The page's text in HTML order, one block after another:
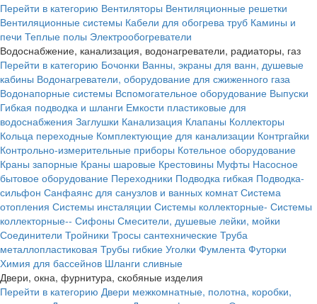
Перейти в категорию Вентиляторы Вентиляционные решетки
Вентиляционные системы Кабели для обогрева труб Камины и
печи Теплые полы Электрообогреватели
Водоснабжение, канализация, водонагреватели, радиаторы, газ
Перейти в категорию Бочонки Ванны, экраны для ванн, душевые
кабины Водонагреватели, оборудование для сжиженного газа
Водонапорные системы Вспомогательное оборудование Выпуски
Гибкая подводка и шланги Емкости пластиковые для
водоснабжения Заглушки Канализация Клапаны Коллекторы
Кольца переходные Комплектующие для канализации Контргайки
Контрольно-измерительные приборы Котельное оборудование
Краны запорные Краны шаровые Крестовины Муфты Насосное
бытовое оборудование Переходники Подводка гибкая Подводка-
сильфон Санфаянс для санузлов и ванных комнат Система
отопления Системы инсталяции Системы коллекторные- Системы
коллекторные-- Сифоны Смесители, душевые лейки, мойки
Соединители Тройники Тросы сантехнические Труба
металлопластиковая Трубы гибкие Уголки Фумлента Футорки
Химия для бассейнов Шланги сливные
Двери, окна, фурнитура, скобяные изделия
Перейти в категорию Двери межкомнатные, полотна, коробки,